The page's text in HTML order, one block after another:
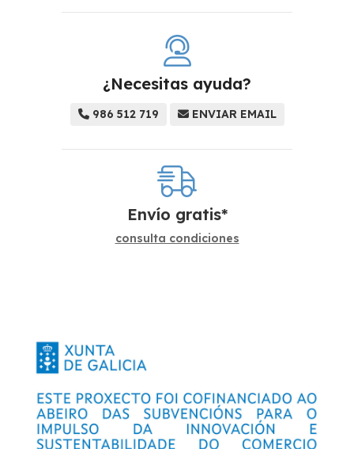
¿Necesitas ayuda?
986 512 719 ENVIAR EMAIL
Envío gratis*
consulta condiciones